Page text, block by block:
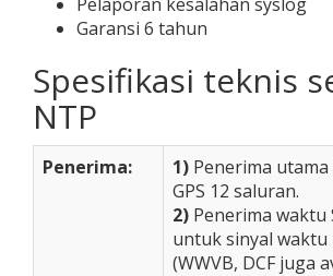
Garansi 6 tahun
Spesifikasi teknis
NTP
Penerima: 1) Penerima
GPS 12 saluran.
2) Penerima waktu
untuk sinyal waktu
(WWVB, DCF juga